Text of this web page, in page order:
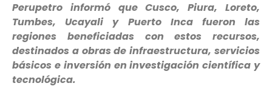
Perupetro informó que Cusco, Piura, Loreto,
Tumbes, Ucayali y Puerto Inca fueron las
regiones beneficiadas con estos recursos,
destinados a obras de infraestructura, servicios
básicos e inversión en investigación científica y
tecnológica.